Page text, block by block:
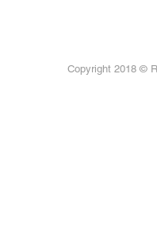
Copyright 2018 ©